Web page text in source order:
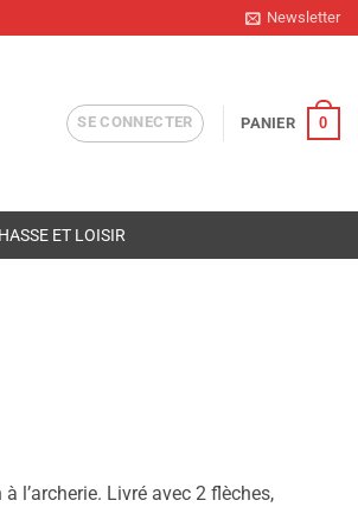
Newsletter
SE CONNECTER PANIER 0
ET LOISIR
l’archerie. Livré avec 2 flèches,